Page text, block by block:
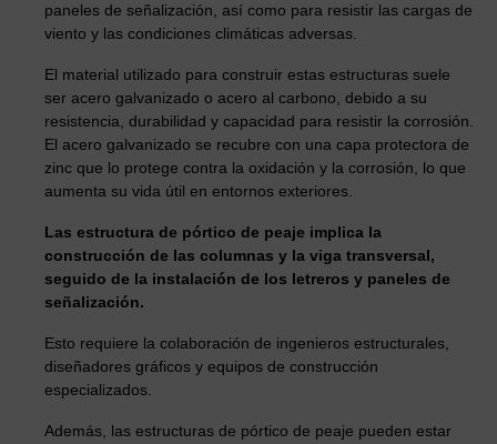
paneles de señalización, así como para resistir las cargas de
viento y las condiciones climáticas adversas.
El material utilizado para construir estas estructuras suele
ser acero galvanizado o acero al carbono, debido a su
resistencia, durabilidad y capacidad para resistir la corrosión.
El acero galvanizado se recubre con una capa protectora de
zinc que lo protege contra la oxidación y la corrosión, lo que
aumenta su vida útil en entornos exteriores.
Las estructura de pórtico de peaje implica la
construcción de las columnas y la viga transversal,
seguido de la instalación de los letreros y paneles de
señalización.
Esto requiere la colaboración de ingenieros estructurales,
diseñadores gráficos y equipos de construcción
especializados.
Además, las estructuras de pórtico de peaje pueden estar